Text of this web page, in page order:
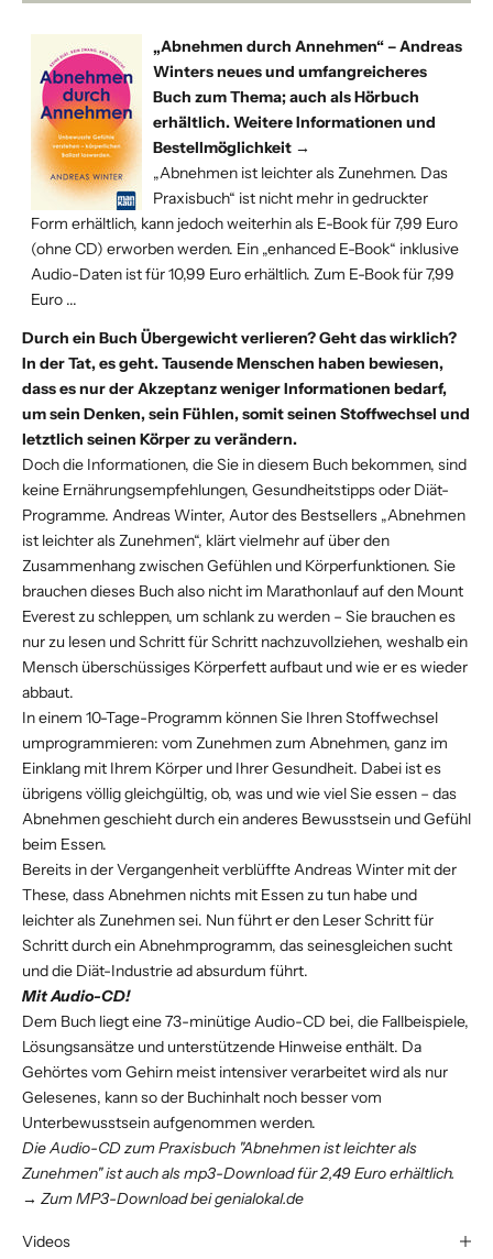
„Abnehmen durch Annehmen“ – Andreas
Winters neues und umfangreicheres
Buch zum Thema; auch alsHörbuch
erhältlich.Weitere Informationen und
Bestellmöglichkeit →
„Abnehmen ist leichter als Zunehmen. Das
Praxisbuch“ ist nicht mehr in gedruckter
Form erhältlich, kann jedoch weiterhin als E-Book für 7,99 Euro
(ohne CD) erworben werden. Ein „enhanced E-Book“ inklusive
Audio-Daten ist für 10,99 Euro erhältlich. Zum E-Book für 7,99
Euro ...
Durch ein Buch Übergewicht verlieren? Geht das wirklich?
In der Tat, es geht. Tausende Menschen haben bewiesen,
dass es nur der Akzeptanz weniger Informationen bedarf,
um sein Denken, sein Fühlen, somit seinen Stoffwechsel und
letztlich seinen Körper zu verändern.
Doch die Informationen, die Sie in diesem Buch bekommen, sind
keine Ernährungsempfehlungen, Gesundheitstipps oder Diät-
Programme. Andreas Winter, Autor des Bestsellers „Abnehmen
ist leichter als Zunehmen“, klärt vielmehr auf über den
Zusammenhang zwischen Gefühlen und Körperfunktionen. Sie
brauchen dieses Buch also nicht im Marathonlauf auf den Mount
Everest zu schleppen, um schlank zu werden – Sie brauchen es
nur zu lesen und Schritt für Schritt nachzuvollziehen, weshalb ein
Mensch überschüssiges Körperfett aufbaut und wie er es wieder
abbaut.
In einem 10-Tage-Programm können Sie Ihren Stoffwechsel
umprogrammieren: vom Zunehmen zum Abnehmen, ganz im
Einklang mit Ihrem Körper und Ihrer Gesundheit. Dabei ist es
übrigens völlig gleichgültig, ob, was und wie viel Sie essen – das
Abnehmen geschieht durch ein anderes Bewusstsein und Gefühl
beim Essen.
Bereits in der Vergangenheit verblüffte Andreas Winter mit der
These, dass Abnehmen nichts mit Essen zu tun habe und
leichter als Zunehmen sei. Nun führt er den Leser Schritt für
Schritt durch ein Abnehmprogramm, das seinesgleichen sucht
und die Diät-Industrie ad absurdum führt.
Mit Audio-CD!
Dem Buch liegt eine 73-minütige Audio-CD bei, die Fallbeispiele,
Lösungsansätze und unterstützende Hinweise enthält. Da
Gehörtes vom Gehirn meist intensiver verarbeitet wird als nur
Gelesenes, kann so der Buchinhalt noch besser vom
Unterbewusstsein aufgenommen werden.
Die Audio-CD zum Praxisbuch "Abnehmen ist leichter als
Zunehmen" ist auch alsmp3-Downloadfür 2,49 Euro erhältlich.
→ Zum MP3-Download bei genialokal.de
Videos